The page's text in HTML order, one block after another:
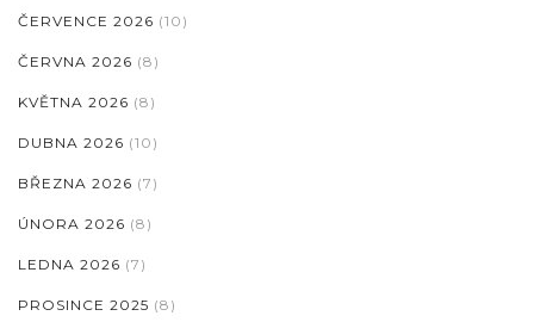
ČERVENCE 2026 (10)
ČERVNA 2026 (8)
KVĚTNA 2026 (8)
DUBNA 2026 (10)
BŘEZNA 2026 (7)
ÚNORA 2026 (8)
LEDNA 2026 (7)
PROSINCE 2025 (8)